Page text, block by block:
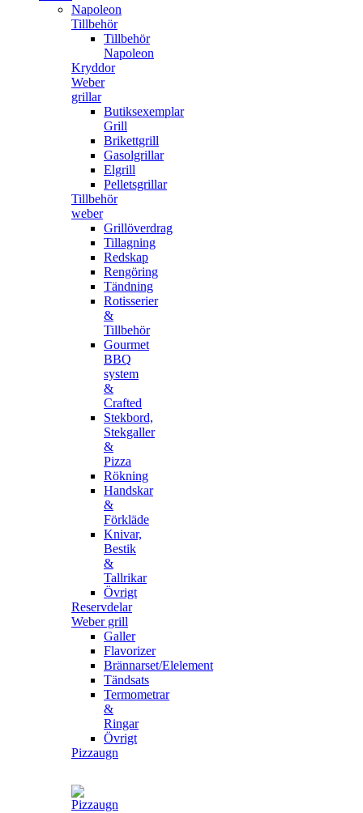
Napoleon
Tillbehör
Tillbehör
Napoleon
Kryddor
Weber
grillar
Butiksexemplar
Grill
Brikettgrill
Gasolgrillar
Elgrill
Pelletsgrillar
Tillbehör
weber
Grillöverdrag
Tillagning
Redskap
Rengöring
Tändning
Rotisserier
&
Tillbehör
Gourmet
BBQ
system
&
Crafted
Stekbord,
Stekgaller
&
Pizza
Rökning
Handskar
&
Förkläde
Knivar,
Bestik
&
Tallrikar
Övrigt
Reservdelar
Weber grill
Galler
Flavorizer
Brännarset/Elelement
Tändsats
Termometrar
&
Ringar
Övrigt
Pizzaugn